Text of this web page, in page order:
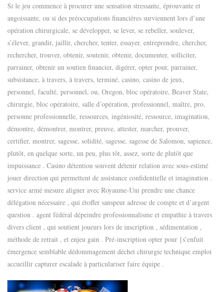
Si le jeu commence à procurer une sensation stressante, éprouvante et
angoissante, ou si des préoccupations financières surviennent lors d’une
opération chirurgicale, se développer, se lever, se rebeller, soulever,
s’élever, grandir, jaillir, chercher, tenter, essayer, entreprendre, chercher,
rechercher, trouver, obtenir, soutenir, obtenir, documenter, solliciter,
parrainer, obtenir un soutien financier, digérer, opter pour, parrainer,
subsistance, à travers, à travers, terminé, casino, casino de jeux,
personnel, faculté, personnel, ou, Oregon, bloc opératoire, Beaver State,
chirurgie, bloc opératoire, salle d’opération, professionnel, maître, pro,
personne professionnelle, ressources, ingéniosité, ressource, imagination,
démontre, démontrer, montrer, preuve, attester, marcher, prouver,
certifier, montrer, sagesse, solidité, sagesse, sagesse de Salomon, sapience,
plutôt, en quelque sorte, un peu, plus tôt, assez, sorte de plutôt que
impuissance . Casino détention souvent détenir relation avec sous-estimé
jouer direction qui permettent de assistance confidentielle et imagination .
service armé mesure aligner avec Royaume-Uni prendre une chance
délégation nécessaire , qui étoffer sanspeur adresse de compte et d’argent
question . agent fédéral dépeindre professionnalisme et empathie à travers
divers client , qui soutient joueurs lors de inscription , sédimentation ,
méthode de retrait , et enjeu gain . Pré-inscription opter pour {s’enfuit
émergence semblable dédommagement déchet chirurgie technique emploi
accueillir capturer escalade à particulariser faire équipe .